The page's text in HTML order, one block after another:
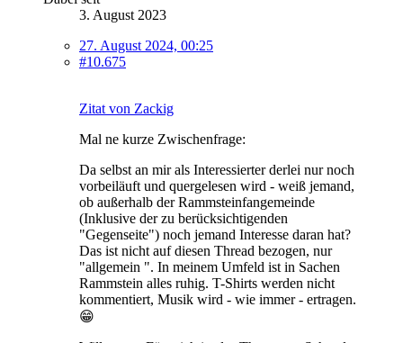
3. August 2023
27. August 2024, 00:25
#10.675
Zitat von Zackig
Mal ne kurze Zwischenfrage:
Da selbst an mir als Interessierter derlei nur noch
vorbeiläuft und quergelesen wird - weiß jemand,
ob außerhalb der Rammsteinfangemeinde
(Inklusive der zu berücksichtigenden
"Gegenseite") noch jemand Interesse daran hat?
Das ist nicht auf diesen Thread bezogen, nur
"allgemein ". In meinem Umfeld ist in Sachen
Rammstein alles ruhig. T-Shirts werden nicht
kommentiert, Musik wird - wie immer - ertragen.
😁